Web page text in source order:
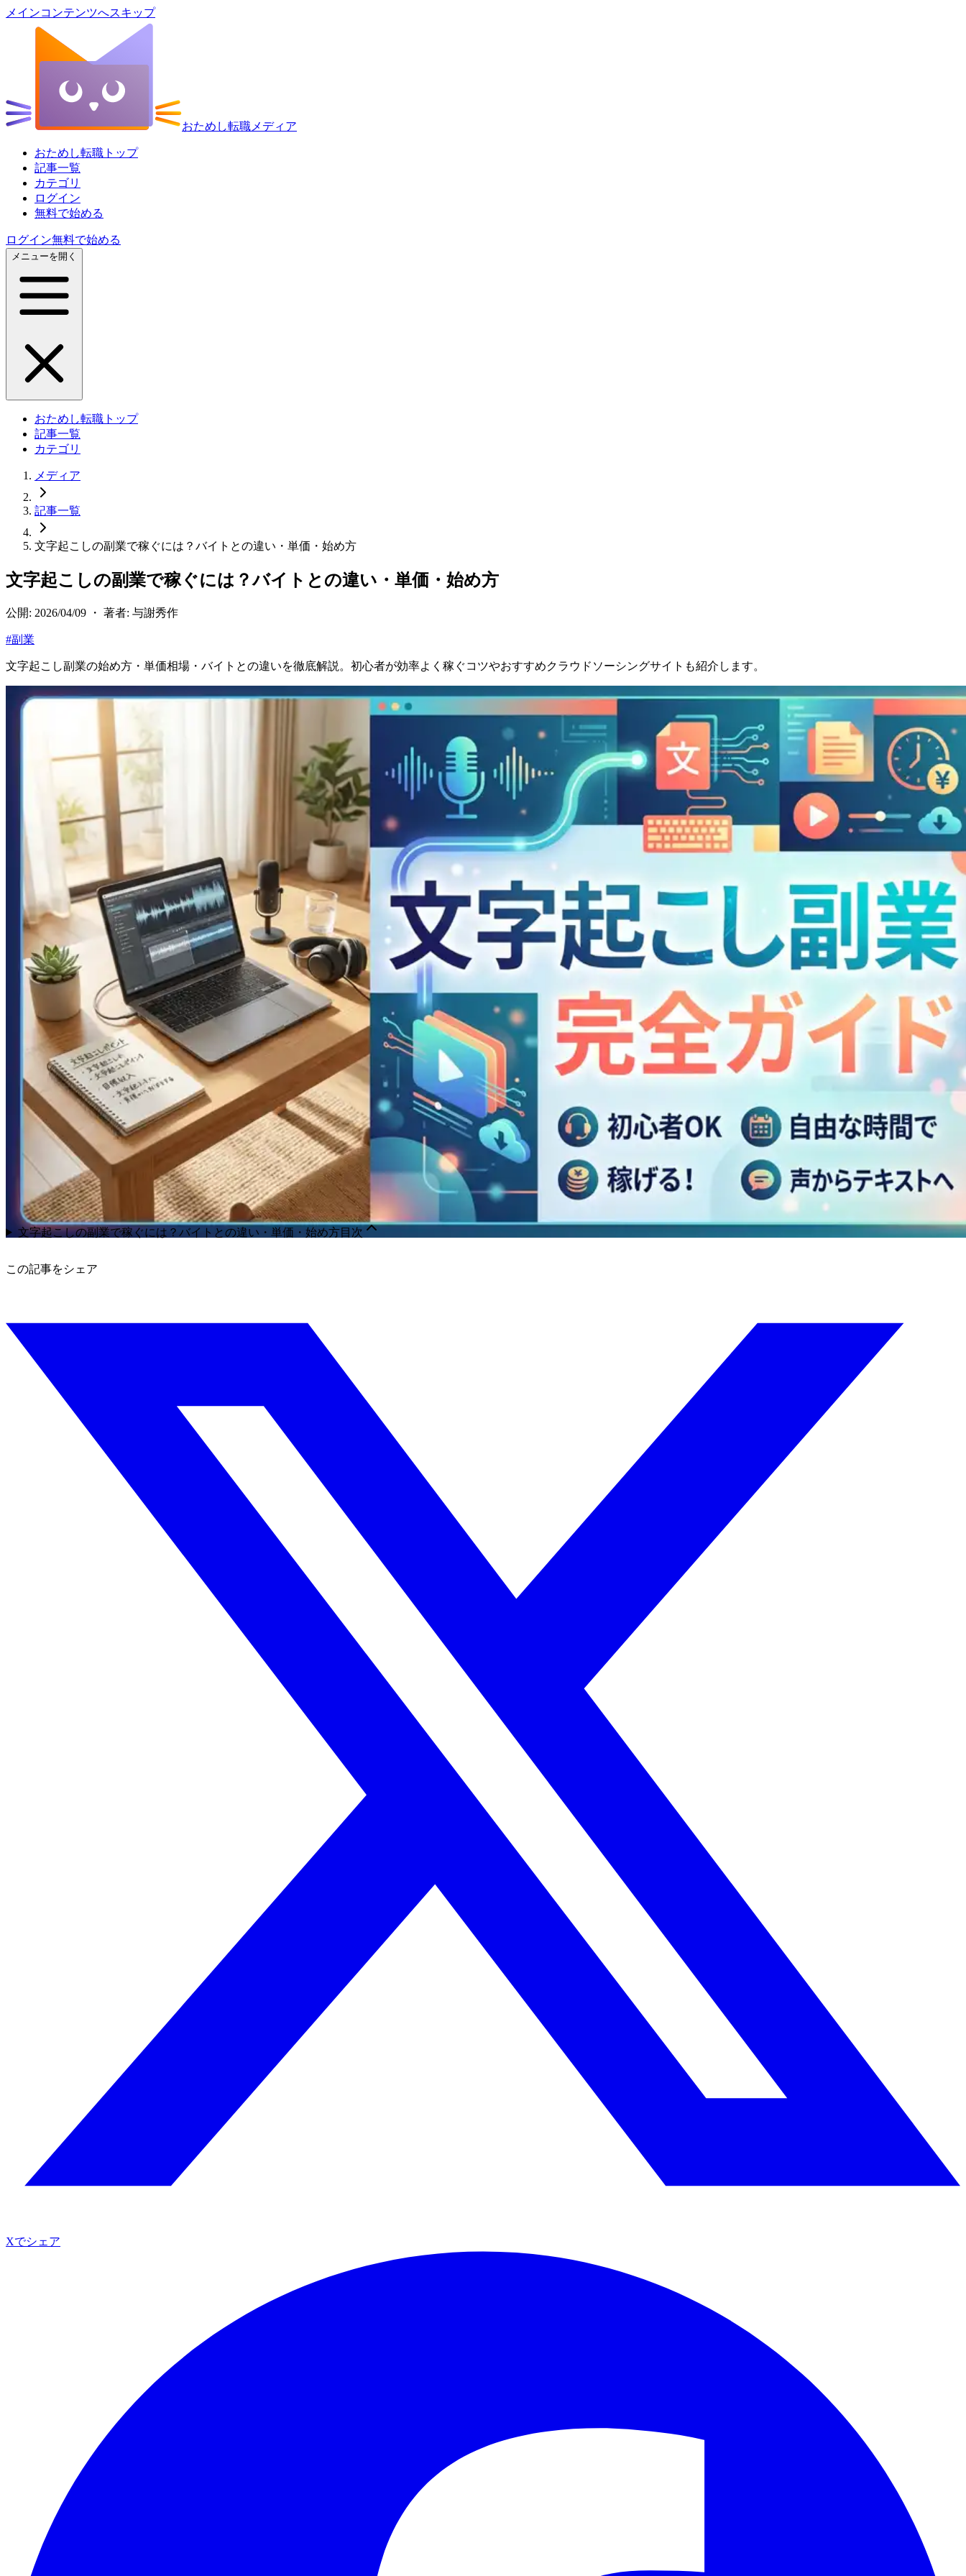
メインコンテンツへスキップ
おためし転職メディア
おためし転職トップ
記事一覧
カテゴリ
ログイン
無料で始める
ログイン無料で始める
メニューを開く
おためし転職トップ
記事一覧
カテゴリ
メディア
記事一覧
文字起こしの副業で稼ぐには？バイトとの違い・単価・始め方
文字起こしの副業で稼ぐには？バイトとの違い・単価・始め方
公開: 2026/04/09 ・ 著者: 与謝秀作
#副業
文字起こし副業の始め方・単価相場・バイトとの違いを徹底解説。初心者が効率よく稼ぐコツやおすすめクラウドソーシングサイトも紹介します。
文字起こしの副業で稼ぐには？バイトとの違い・単価・始め方目次
この記事をシェア
Xでシェア